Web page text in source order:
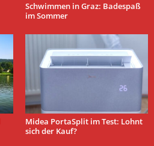
Schwimmen in Graz: Badespaß
im Sommer
Midea PortaSplit im Test: Lohnt
sich der Kauf?